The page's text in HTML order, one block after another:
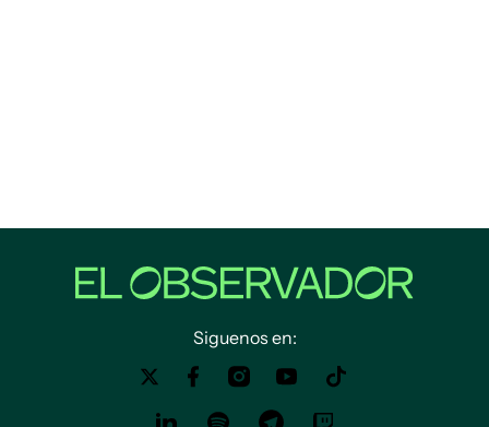
Siguenos en: